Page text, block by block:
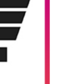
des
boutique